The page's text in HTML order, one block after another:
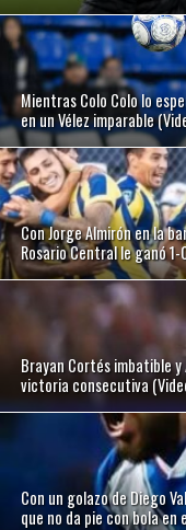
Mientras Colo Colo lo
en un Vélez imparable
Con Jorge Almirón en la
Rosario Central le ganó
Brayan Cortés imbatible
victoria consecutiva
Con un golazo de Diego
que no da pie con bola